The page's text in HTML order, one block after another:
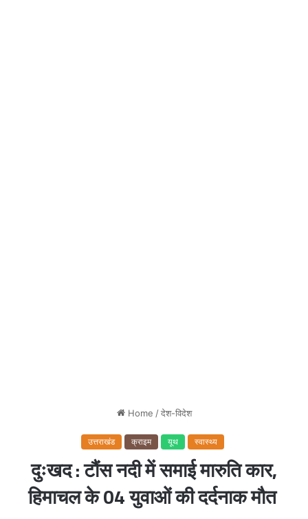
Home / देश-विदेश
उत्तराखंड क्राइम यूथ स्वास्थ्य
दुःखद : टौंस नदी में समाई मारुति कार,
हिमाचल के 04 युवाओं की दर्दनाक मौत